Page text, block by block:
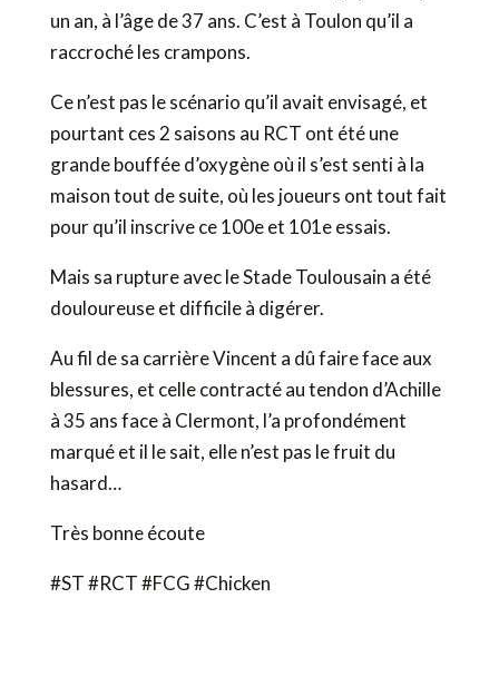
un an, à l’âge de 37 ans. C’est à Toulon qu’il a
raccroché les crampons.
Ce n’est pas le scénario qu’il avait envisagé, et
pourtant ces 2 saisons au RCT ont été une
grande bouffée d’oxygène où il s’est senti à la
maison tout de suite, où les joueurs ont tout fait
pour qu’il inscrive ce 100e et 101e essais.
Mais sa rupture avec le Stade Toulousain a été
douloureuse et difficile à digérer.
Au fil de sa carrière Vincent a dû faire face aux
blessures, et celle contracté au tendon d’Achille
à 35 ans face à Clermont, l’a profondément
marqué et il le sait, elle n’est pas le fruit du
hasard…
Très bonne écoute
#ST #RCT #FCG #Chicken